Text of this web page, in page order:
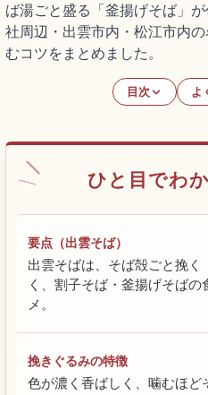
ば湯ごと盛る「釜揚げそば」
社周辺・出雲市内・松江市内
むコツをまとめました。
目次 よ
ひと目でわ
要点（出雲そば）
出雲そばは、そば殻ごと挽
く、割子そば・釜揚げそば
メ。
挽きぐるみの特徴
色が濃く香ばしく、噛むほど